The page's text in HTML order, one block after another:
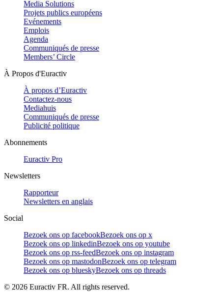
Media Solutions
Projets publics européens
Evénements
Emplois
Agenda
Communiqués de presse
Members’ Circle
À Propos d'Euractiv
À propos d’Euractiv
Contactez-nous
Mediahuis
Communiqués de presse
Publicité politique
Abonnements
Euractiv Pro
Newsletters
Rapporteur
Newsletters en anglais
Social
Bezoek ons op facebookBezoek ons op x
Bezoek ons op linkedinBezoek ons op youtube
Bezoek ons op rss-feedBezoek ons op instagram
Bezoek ons op mastodonBezoek ons op telegram
Bezoek ons op blueskyBezoek ons op threads
© 2026 Euractiv FR. All rights reserved.